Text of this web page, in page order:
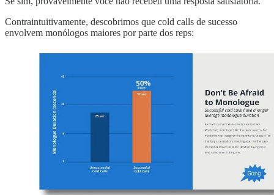
Contraintuitivamente, descobrimos que cold calls de sucesso
envolvem monólogos maiores por parte dos reps: